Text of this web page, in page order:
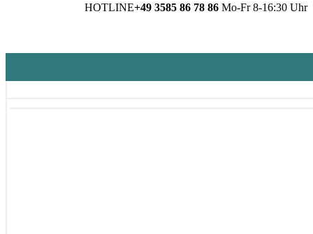
HOTLINE+49 3585 86 78 86 Mo-Fr 8-16:30 Uhr